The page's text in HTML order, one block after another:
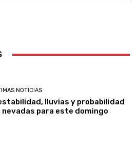
NOTICIAS
lluvias y probabilidad
nevadas para este domingo